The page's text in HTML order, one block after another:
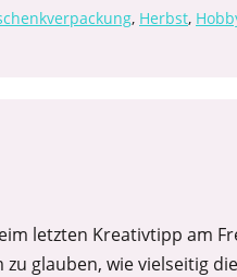
, Herbst,
letzten Kreativtipp am
glauben, wie vielseitig